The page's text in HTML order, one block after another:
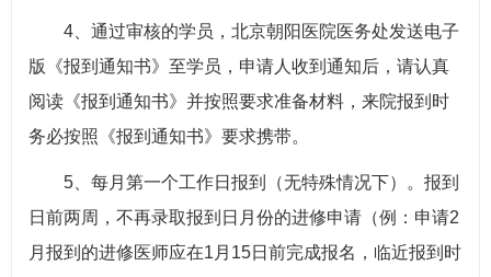
4、通过审核的学员，北京朝阳医院医务处发送电子
版《报到通知书》至学员，申请人收到通知后，请认真
阅读《报到通知书》并按照要求准备材料，来院报到时
务必按照《报到通知书》要求携带。
5、每月第一个工作日报到（无特殊情况下）。报到
日前两周，不再录取报到日月份的进修申请（例：申请2
月报到的进修医师应在1月15日前完成报名，临近报到时